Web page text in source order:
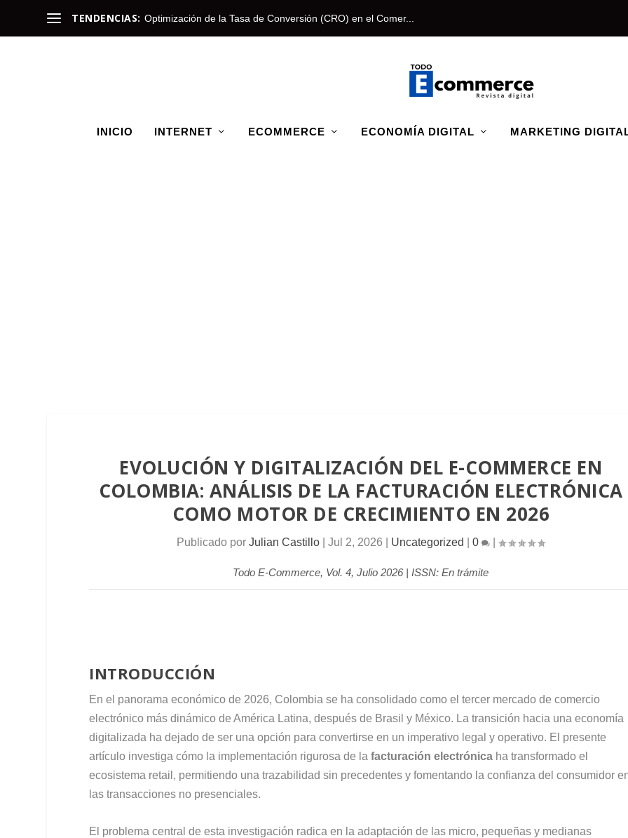
TENDENCIAS: Optimización de la Tasa de Conversión (CRO) en el Comer...
INICIO INTERNET ECOMMERCE ECONOMÍA DIGITAL MARKETING
EVOLUCIÓN Y DIGITALIZACIÓN DEL E-COMMERCE EN
COLOMBIA: ANÁLISIS DE LA FACTURACIÓN ELECTRÓNICA
COMO MOTOR DE CRECIMIENTO EN 2026
Publicado porJulian Castillo |Jul 2, 2026 Uncategorized |0 |
Todo E-Commerce, Vol. 4, Julio 2026 | ISSN: En trámite
INTRODUCCIÓN
En el panorama económico de 2026, Colombia se ha consolidado como el tercer mercado de comercio
electrónico más dinámico de América Latina, después de Brasil y México. La transición hacia una economía
digitalizada ha dejado de ser una opción para convertirse en un imperativo legal y operativo. El presente
artículo investiga cómo la implementación rigurosa de lafacturación electrónica ha transformado el
ecosistema retail, permitiendo una trazabilidad sin precedentes y fomentando la confianza del consumidor
las transacciones no presenciales.
El problema central de esta investigación radica en la adaptación de las micro, pequeñas y medianas